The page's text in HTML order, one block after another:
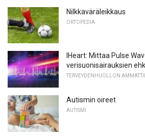
Nilkkaväräleikkaus
ORTOPEDIA
IHeart: Mittaa Pulse
verisuonisairauksien
TERVEYDENHUOLLON
Autismin oireet
AUTISMI